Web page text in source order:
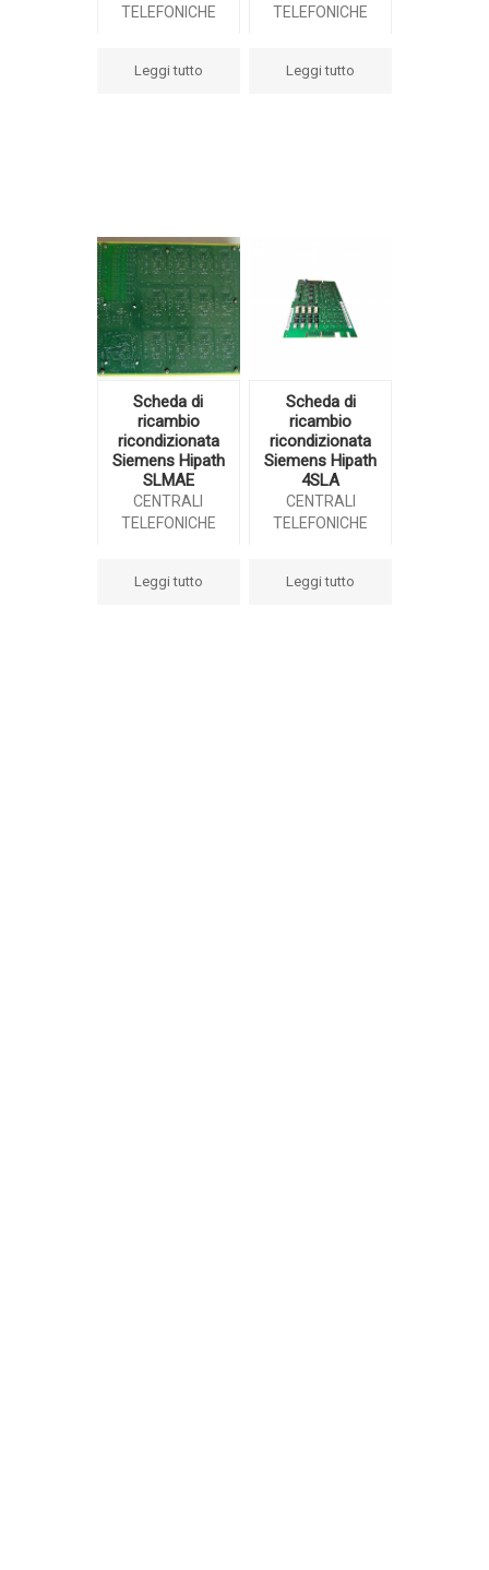
TELEFONICHE
Leggi tutto
TELEFONICHE
Leggi tutto
Scheda di
ricambio
ricondizionata
Siemens Hipath
SLMAE
CENTRALI
TELEFONICHE
Leggi tutto
Scheda di
ricambio
ricondizionata
Siemens Hipath
4SLA
CENTRALI
TELEFONICHE
Leggi tutto